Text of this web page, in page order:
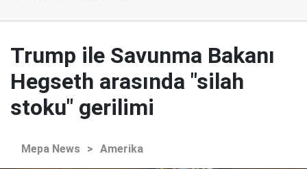
Trump ile Savunma Bakanı
Hegseth arasında "silah
stoku" gerilimi
Mepa News > Amerika